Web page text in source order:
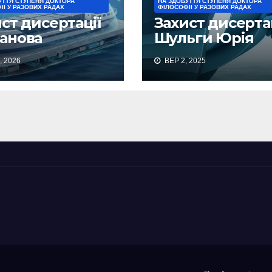
У РАЗОВИХ РАДАХ
дисертації
2026
ФІЛОСОФІЇ У РАЗОВИХ РАДАХ
Захист
Шульги Юрія
Миколайовича
ВЕР 2, 2025